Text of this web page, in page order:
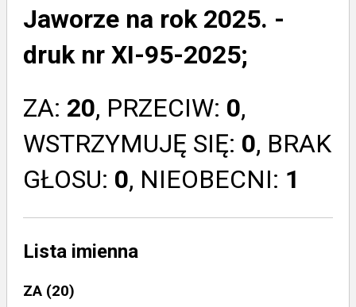
Jaworze na rok 2025. -
druk nr XI-95-2025;
ZA: 20, PRZECIW: 0,
WSTRZYMUJĘ SIĘ: 0, BRAK
GŁOSU: 0, NIEOBECNI: 1
Lista imienna
ZA (20)